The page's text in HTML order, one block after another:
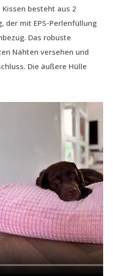
besteht aus 2
der mit EPS-Perlenfüllung
Das robuste
Nähten versehen und
Die äußere Hülle